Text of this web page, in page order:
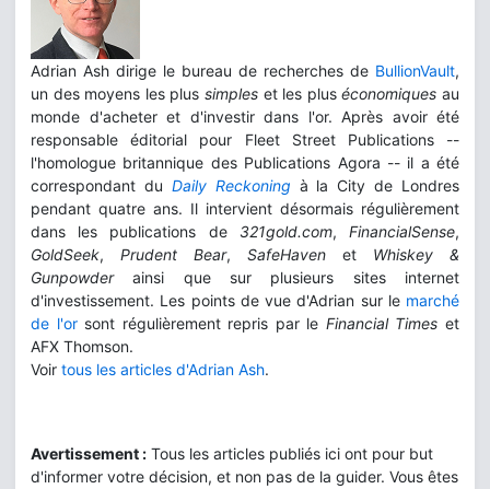
Adrian Ash dirige le bureau de recherches de BullionVault,
un des moyens les plus simples et les pluséconomiquesau
monde d'acheter et d'investir dans l'or. Après avoir été
responsable éditorial pour Fleet Street Publications --
l'homologue britannique des Publications Agora -- il a été
correspondant du Daily Reckoning à la City de Londres
pendant quatre ans. Il intervient désormais régulièrement
dans les publications de 321gold.com,FinancialSense,
GoldSeek, Prudent Bear, SafeHaven et Whiskey &
Gunpowderainsi que sur plusieurs sites internet
d'investissement. Les points de vue d'Adrian sur le marché
de l'orsont régulièrement repris par le Financial Times et
AFX Thomson.
Voir tous les articles d'Adrian Ash.
Avertissement : Tous les articles publiés ici ont pour but
d'informer votre décision, et non pas de la guider. Vous êtes